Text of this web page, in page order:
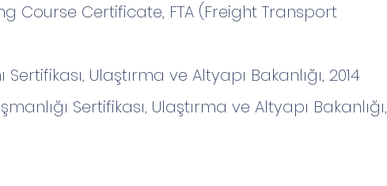
Course Certificate, FTA (Freight Transport
Ulaştırma ve Altyapı Bakanlığı, 2014
Sertifikası, Ulaştırma ve Altyapı Bakanlığı,